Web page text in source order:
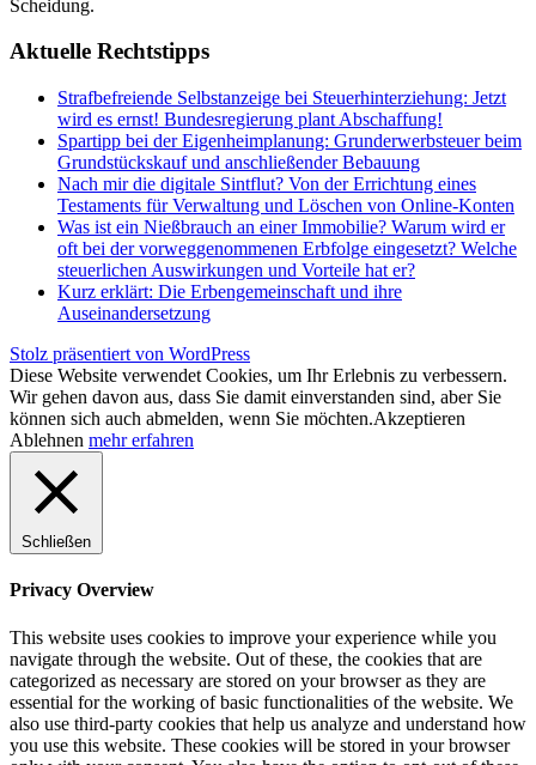
Scheidung.
Aktuelle Rechtstipps
Strafbefreiende Selbstanzeige bei Steuerhinterziehung: Jetzt
wird es ernst! Bundesregierung plant Abschaffung!
Spartipp bei der Eigenheimplanung: Grunderwerbsteuer beim
Grundstückskauf und anschließender Bebauung
Nach mir die digitale Sintflut? Von der Errichtung eines
Testaments für Verwaltung und Löschen von Online-Konten
Was ist ein Nießbrauch an einer Immobilie? Warum wird er
oft bei der vorweggenommenen Erbfolge eingesetzt? Welche
steuerlichen Auswirkungen und Vorteile hat er?
Kurz erklärt: Die Erbengemeinschaft und ihre
Auseinandersetzung
Stolz präsentiert von WordPress
Diese Website verwendet Cookies, um Ihr Erlebnis zu verbessern.
Wir gehen davon aus, dass Sie damit einverstanden sind, aber Sie
können sich auch abmelden, wenn Sie möchten.Akzeptieren
Ablehnen mehr erfahren
Schließen
Privacy Overview
This website uses cookies to improve your experience while you
navigate through the website. Out of these, the cookies that are
categorized as necessary are stored on your browser as they are
essential for the working of basic functionalities of the website. We
also use third-party cookies that help us analyze and understand how
you use this website. These cookies will be stored in your browser